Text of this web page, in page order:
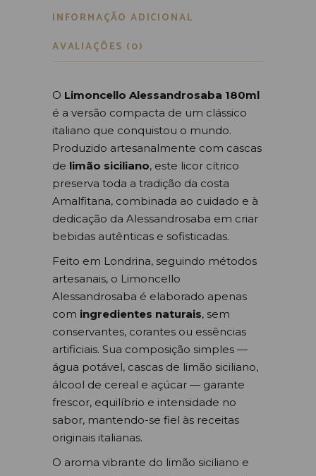
INFORMAÇÃO ADICIONAL
AVALIAÇÕES (0)
O Limoncello Alessandrosaba 180ml
é a versão compacta de um clássico
italiano que conquistou o mundo.
Produzido artesanalmente com cascas
de limão siciliano, este licor cítrico
preserva toda a tradição da costa
Amalfitana, combinada ao cuidado e à
dedicação da Alessandrosaba em criar
bebidas autênticas e sofisticadas.
Feito em Londrina, seguindo métodos
artesanais, o Limoncello
Alessandrosaba é elaborado apenas
com ingredientes naturais, sem
conservantes, corantes ou essências
artificiais. Sua composição simples —
água potável, cascas de limão siciliano,
álcool de cereal e açúcar — garante
frescor, equilíbrio e intensidade no
sabor, mantendo-se fiel às receitas
originais italianas.
O aroma vibrante do limão siciliano e